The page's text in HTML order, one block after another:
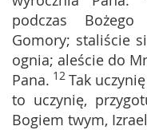
podczas
Gomory; staliście
ognia; aleście do
Pana. 12 Tak
to uczynię,
Bogiem twym,